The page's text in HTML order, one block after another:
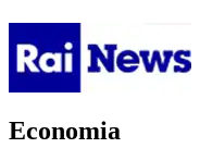
Economia